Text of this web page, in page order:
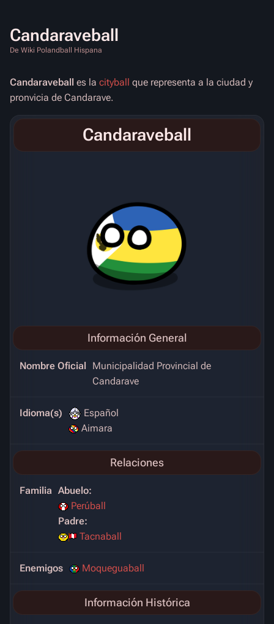
Candaraveball
De Wiki Polandball Hispana
Candaraveball es la cityball que representa a la ciudad y
pronvicia de Candarave.
Candaraveball
Información General
Nombre Oficial
Municipalidad Provincial de
Candarave
Idioma(s)
Español
Aimara
Relaciones
Familia Abuelo:
Perúball
Padre:
Tacnaball
Enemigos Moqueguaball
Información Histórica